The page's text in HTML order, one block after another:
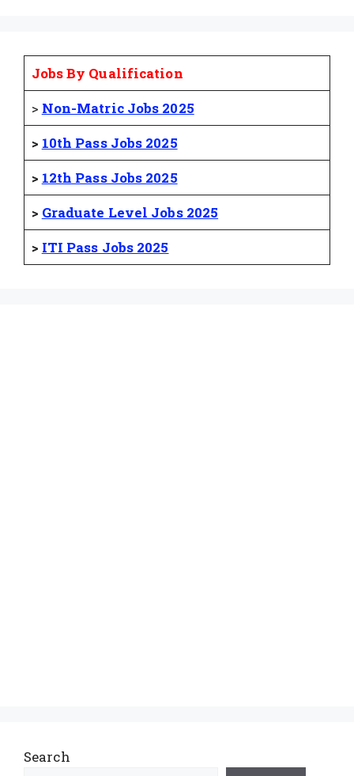
Jobs By Qualification
> Non-Matric Jobs 2025
> 10th Pass Jobs 2025
> 12th Pass Jobs 2025
> Graduate Level Jobs 2025
> ITI Pass Jobs 2025
Search